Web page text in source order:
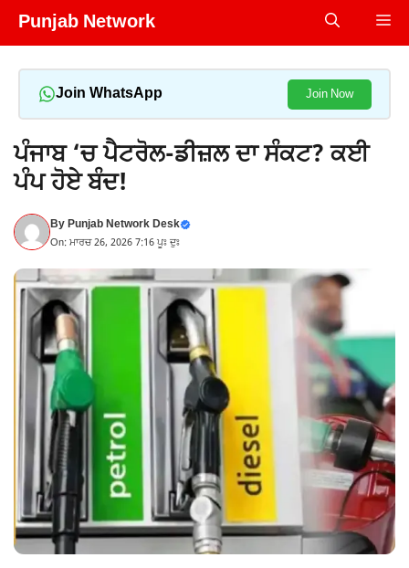
Skip
Punjab Network
Join WhatsApp Join Now
ਪੰਜਾਬ ‘ਚ ਪੈਟਰੋਲ-ਡੀਜ਼ਲ ਦਾ ਸੰਕਟ? ਕਈ
ਪੰਪ ਹੋਏ ਬੰਦ!
ByPunjab Network Desk
On: ਮਾਰਚ 26, 2026 7:16 ਪੂਃ ਦੁਃ